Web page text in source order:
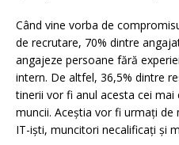
Când vine vorba de
de recrutare, 70% dintre
angajeze persoane fără
intern. De altfel, 36,5% dintre
tinerii vor fi anul acesta cei
muncii. Aceștia vor fi urmați
IT-iști, muncitori necalificați și